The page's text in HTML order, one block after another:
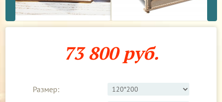
73 800 руб.
Размер: